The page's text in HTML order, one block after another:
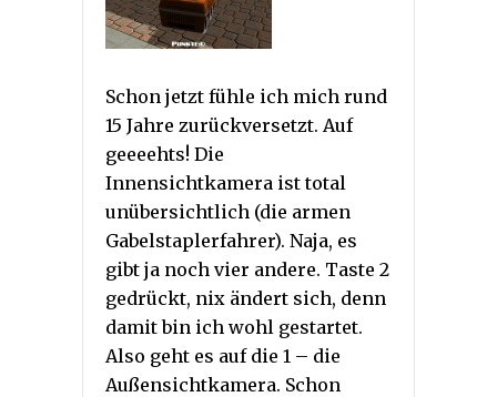
Schon jetzt fühle ich mich rund
15 Jahre zurückversetzt. Auf
geeeehts! Die
Innensichtkamera ist total
unübersichtlich (die armen
Gabelstaplerfahrer). Naja, es
gibt ja noch vier andere. Taste 2
gedrückt, nix ändert sich, denn
damit bin ich wohl gestartet.
Also geht es auf die 1 – die
Außensichtkamera. Schon